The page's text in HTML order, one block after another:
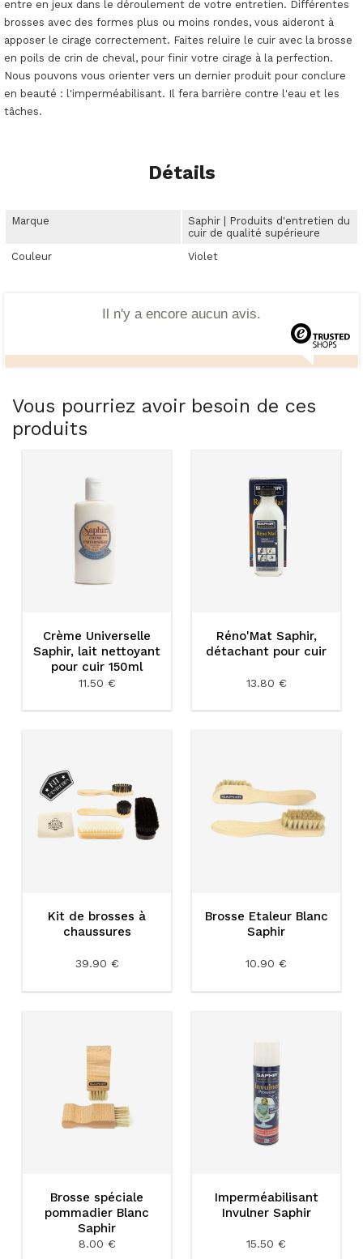
entre en jeux dans le déroulement de votre entretien. Différentes
brosses avec des formes plus ou moins rondes, vous aideront à
apposer le cirage correctement. Faites reluire le cuir avec la brosse
en poils de crin de cheval, pour finir votre cirage à la perfection.
Nous pouvons vous orienter vers un dernier produit pour conclure
en beauté : l'imperméabilisant. Il fera barrière contre l'eau et les
tâches.
Détails
Marque
Saphir | Produits d'entretien du
cuir de qualité supérieure
Couleur
Violet
Il n'y a encore aucun avis.
Vous pourriez avoir besoin de ces
produits
Crème Universelle
Saphir, lait nettoyant
pour cuir 150ml
11.50 €
Réno'Mat Saphir,
détachant pour cuir
13.80 €
Kit de brosses à
chaussures
39.90 €
Brosse Etaleur Blanc
Saphir
10.90 €
Brosse spéciale
pommadier Blanc
Saphir
8.00 €
Imperméabilisant
Invulner Saphir
15.50 €